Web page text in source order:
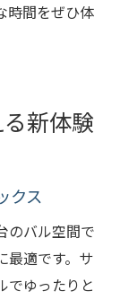
時間をぜひ体
新体験
クス
のバル空間で
最適です。サ
でゆったりと